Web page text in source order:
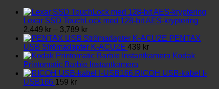
olika
alternativen
väljas
produktsidan
Lexar SSD TouchLock med 128-bit AES-kryptering
2,449 kr – 3,789 krPrisintervall:
2,449 kr
till
3,789 kr
PENTAX
USB Strömadapter K-ACU2E 439 kr
Kodak
Printomatic Barbie Instantkamera
RICOH USB-kabel I-
USB166 159 kr